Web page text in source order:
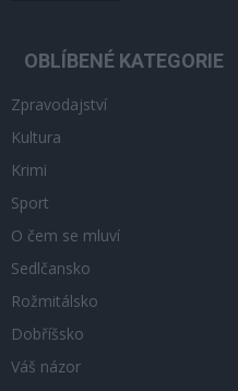
OBLÍBENÉ KATEGORIE
Zpravodajství
Kultura
Krimi
Sport
O čem se mluví
Sedlčansko
Rožmitálsko
Dobříšsko
Váš názor